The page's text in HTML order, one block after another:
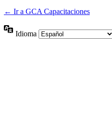
← Ir a GCA Capacitaciones
Idioma